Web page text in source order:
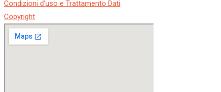
Condizioni d'uso e Trattamento Dati
Copyright